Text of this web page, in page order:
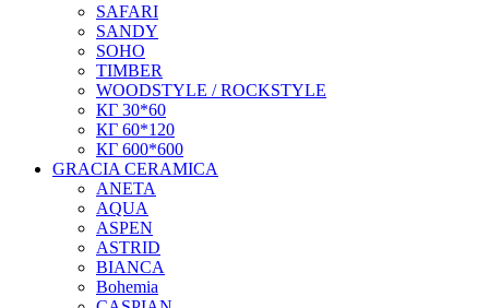
SAFARI
SANDY
SOHO
TIMBER
WOODSTYLE / ROCKSTYLE
КГ 30*60
КГ 60*120
КГ 600*600
GRACIA CERAMICA
ANETA
AQUA
ASPEN
ASTRID
BIANCA
Bohemia